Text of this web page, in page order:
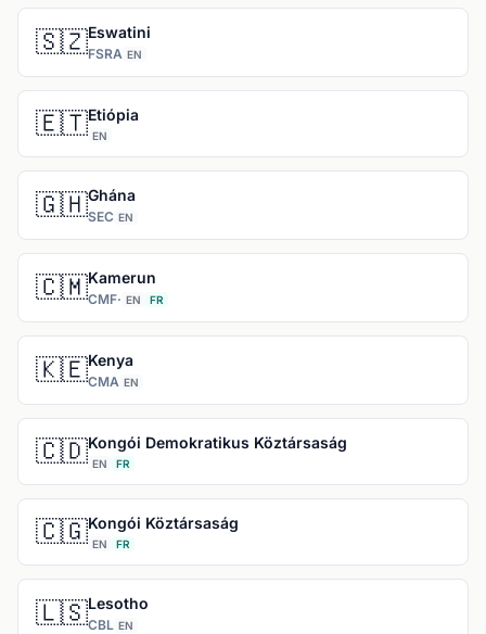
🇸🇿Eswatini
FSRA EN
🇪🇹Etiópia
EN
🇬🇭Ghána
SEC EN
🇨🇲Kamerun
CMF· EN FR
🇰🇪Kenya
CMA EN
🇨🇩Kongói Demokratikus Köztársaság
EN FR
🇨🇬Kongói Köztársaság
EN FR
🇱🇸Lesotho
CBL EN